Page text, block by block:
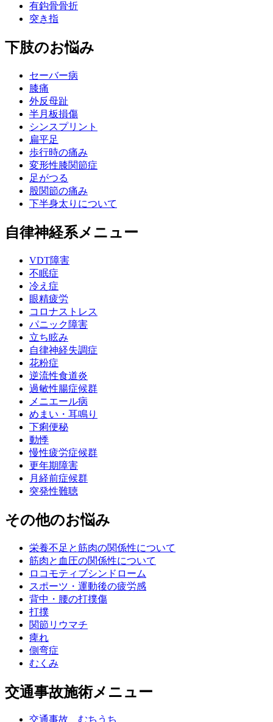
有鈎骨骨折
突き指
下肢のお悩み
セーバー病
膝痛
外反母趾
半月板損傷
シンスプリント
扁平足
歩行時の痛み
変形性膝関節症
足がつる
股関節の痛み
下半身太りについて
自律神経系メニュー
VDT障害
不眠症
冷え症
眼精疲労
コロナストレス
パニック障害
立ち眩み
自律神経失調症
花粉症
逆流性食道炎
過敏性腸症候群
メニエール病
めまい・耳鳴り
下痢便秘
動悸
慢性疲労症候群
更年期障害
月経前症候群
突発性難聴
その他のお悩み
栄養不足と筋肉の関係性について
筋肉と血圧の関係性について
ロコモティブシンドローム
スポーツ・運動後の疲労感
背中・腰の打撲傷
打撲
関節リウマチ
痺れ
側弯症
むくみ
交通事故施術メニュー
交通事故 むちうち